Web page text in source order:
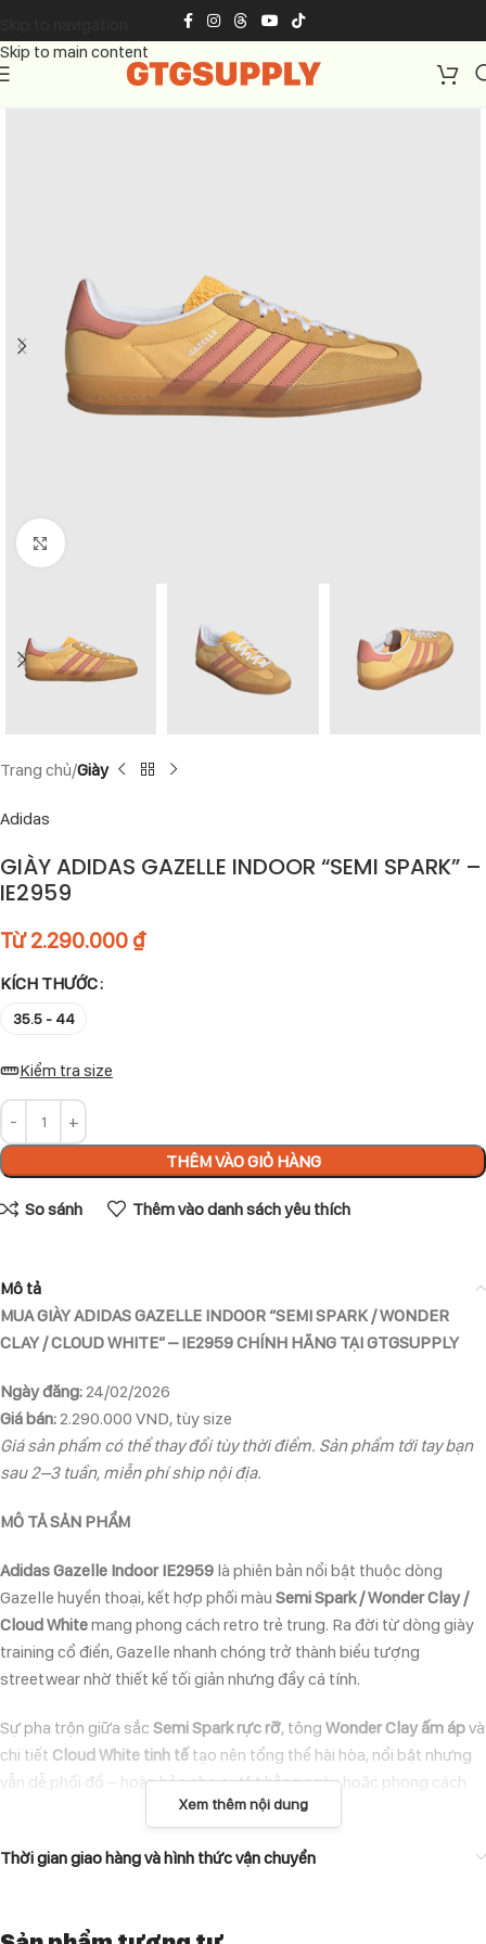
Skip to main content
Click to enlarge
Trang chủ Giày
Adidas
GIÀY ADIDAS GAZELLE INDOOR “SEMI SPARK” –
IE2959
Từ2.290.000 ₫
KÍCH THƯỚC
35.5 - 44
Kiểm tra size
THÊM VÀO GIỎ HÀNG
So sánh Thêm vào danh sách yêu thích
Mô tả
MUA GIÀY ADIDAS GAZELLE INDOOR “SEMI SPARK / WONDER
CLAY / CLOUD WHITE” – IE2959 CHÍNH HÃNG TẠI GTGSUPPLY
Ngày đăng:24/02/2026
Giá bán:2.290.000 VND, tùy size
Giá sản phẩm có thể thay đổi tùy thời điểm. Sản phẩm tới tay bạn
sau 2–3 tuần, miễn phí ship nội địa.
MÔ TẢ SẢN PHẨM
Adidas Gazelle Indoor IE2959 là phiên bản nổi bật thuộc dòng
Gazelle huyền thoại, kết hợp phối màu Semi Spark / Wonder Clay /
Cloud Whitemang phong cách retro trẻ trung. Ra đời từ dòng giày
training cổ điển, Gazelle nhanh chóng trở thành biểu tượng
streetwear nhờ thiết kế tối giản nhưng đầy cá tính.
Sự pha trộn giữa sắc Semi Spark rực rỡ, tông Wonder Clay ấm ápvà
chi tiết Cloud White tinh tếtạo nên tổng thể hài hòa, nổi bật nhưng
vẫn dễ phối đồ – hoàn hảo cho outfit hằng ngày hoặc phong cách
ĐẶC ĐIỂM NỔI BẬT
Phối màu multi-tone độc đáotạo điểm nhấn thời trang nổi bật.
Xem thêm nội dung
Thời gian giao hàng và hình thức vận chuyển